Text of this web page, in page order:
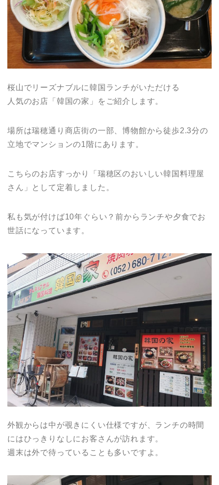
桜山でリーズナブルに韓国ランチがいただける
人気のお店「韓国の家」をご紹介します。
場所は瑞穂通り商店街の一部、博物館から徒歩2.3分の
立地でマンションの1階にあります。
こちらのお店すっかり「瑞穂区のおいしい韓国料理屋
さん」として定着しました。
私も気が付けば10年ぐらい？前からランチや夕食でお
世話になっています。
外観からは中が覗きにくい仕様ですが、ランチの時間
にはひっきりなしにお客さんが訪れます。
週末は外で待っていることも多いですよ。